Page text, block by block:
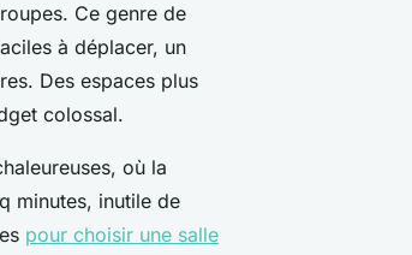
Ce genre de
à déplacer, un
Des espaces plus
colossal.
où la
minutes, inutile de
pour choisir une salle